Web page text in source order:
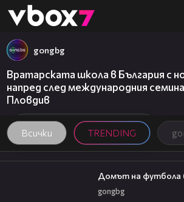
👾
Всички TRENDING
gongbg
Вратарската школа в България с
напред след международния
Пловдив
57:58
Домът на футбола
gongbg